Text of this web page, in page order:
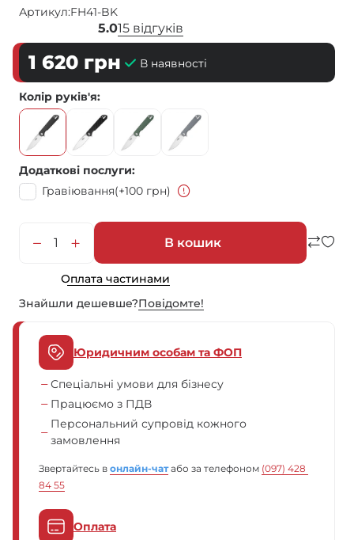
Артикул:FH41-BK
5.015 відгуків
1 620 грн В наявності
Колір руків'я
Додаткові послуги
Гравіювання(+100 грн)
В кошик
Оплата частинами
Знайшли дешевше?Повiдомте!
Юридичним особам та ФОП
Спеціальні умови для бізнесу
Працюємо з ПДВ
Персональний супровід кожного
замовлення
Звертайтесь в онлайн-чат або за телефоном (097) 428
84 55
Оплата